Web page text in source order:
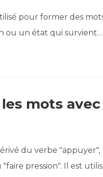
pour former des
ou un état qui survient…
mots avec
du verbe "appuyer",
pression". Il est